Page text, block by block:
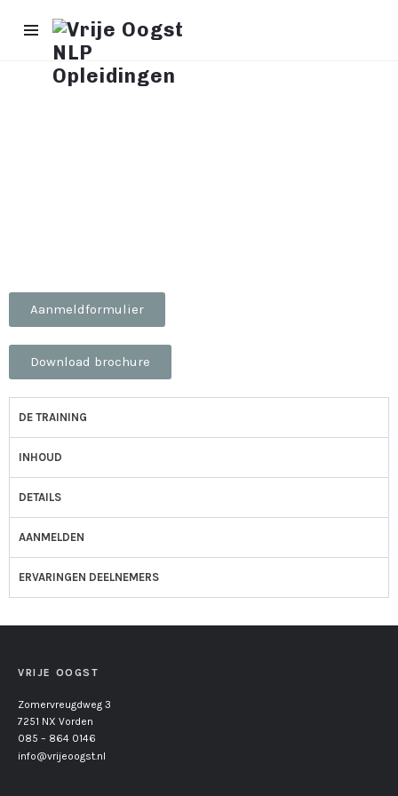
Aanmeldformulier
Download brochure
DE TRAINING
INHOUD
DETAILS
AANMELDEN
ERVARINGEN DEELNEMERS
VRIJE OOGST
Zomervreugdweg 3
7251 NX Vorden
085 – 864 0146
info@vrijeoogst.nl